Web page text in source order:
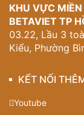
Vật liệu và
Sự lựa chọn vật
kế. Màu trắng
tối ưu, giúp tòa
KHU VỰC
BETAVIET TP
03.22, Lầu 3
Kiểu, Phường
KẾT NỐI
Youtube